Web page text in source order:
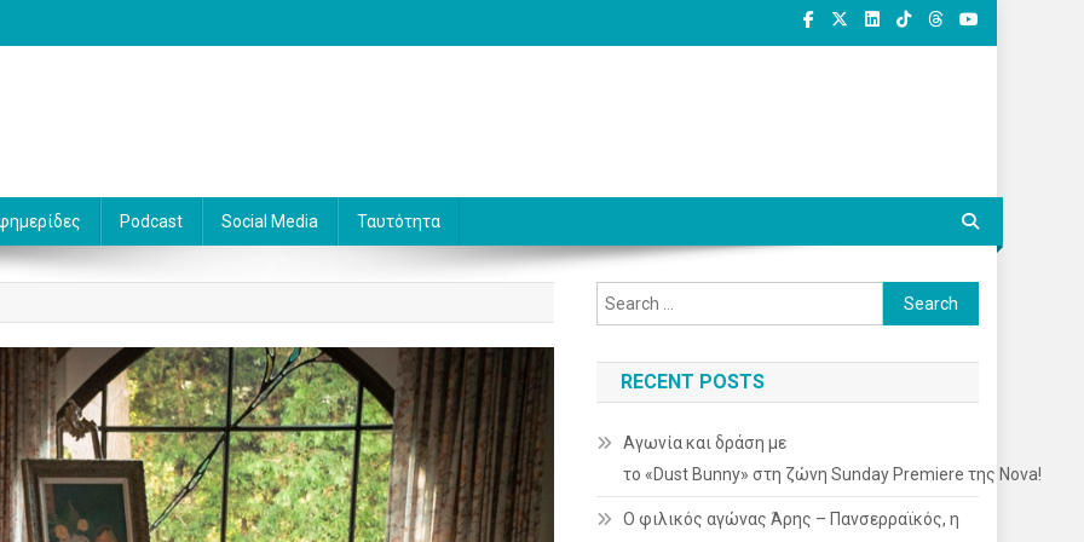
Podcast Social Media Ταυτότητα
Search
for:
RECENT POSTS
Αγωνία και δράση με
το «Dust Bunny» στη ζώνη Sunday Premiere της Nova!
Ο φιλικός αγώνας Άρης – Πανσερραϊκός, η